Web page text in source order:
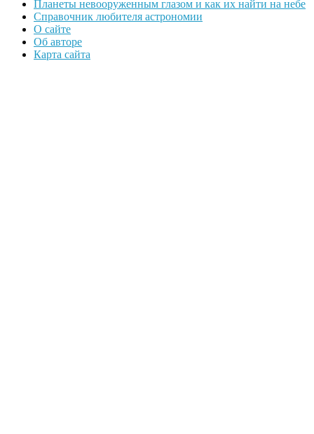
Планеты невооруженным глазом и как их найти на небе
Справочник любителя астрономии
О сайте
Об авторе
Карта сайта